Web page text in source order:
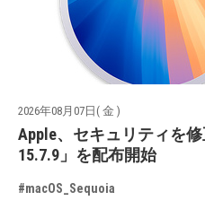
2026年08月07日( 金 )
Apple、セキュリティを修
15.7.9」を配布開始
#macOS_Sequoia